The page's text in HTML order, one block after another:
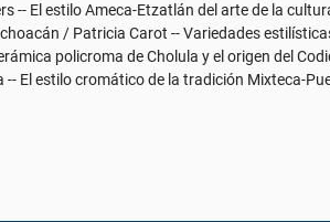
El estilo Ameca-Etzatlán del arte de la
/ Patricia Carot -- Variedades
policroma de Cholula y el origen del
El estilo cromático de la tradición Mixteca-